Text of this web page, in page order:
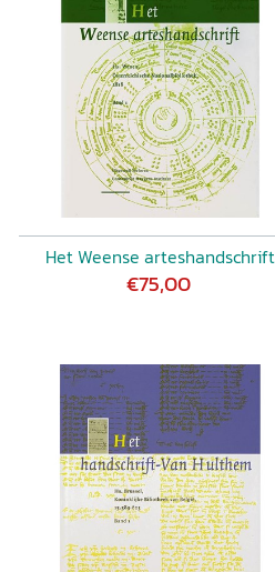
Het Weense arteshandschrift
€75,00